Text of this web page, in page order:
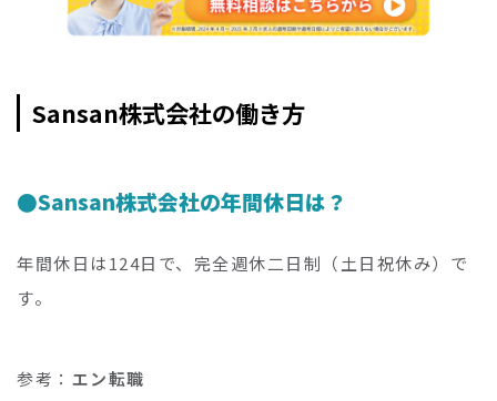
Sansan株式会社の働き方
Sansan株式会社の年間休日は？
年間休日は124日で、完全週休二日制（土日祝休み）で
す。
参考： エン転職